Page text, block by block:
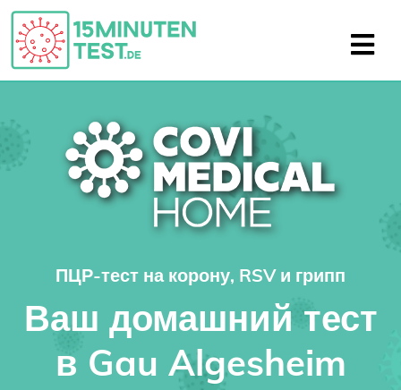
ПЦР-тест на корону, RSV и грипп
Ваш домашний тест
в Gau Algesheim